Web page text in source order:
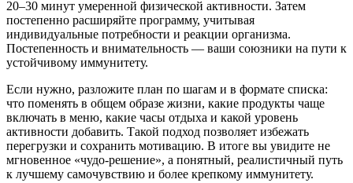
20–30 минут умеренной физической активности. Затем
постепенно расширяйте программу, учитывая
индивидуальные потребности и реакции организма.
Постепенность и внимательность — ваши союзники на пути к
устойчивому иммунитету.
Если нужно, разложите план по шагам и в формате списка:
что поменять в общем образе жизни, какие продукты чаще
включать в меню, какие часы отдыха и какой уровень
активности добавить. Такой подход позволяет избежать
перегрузки и сохранить мотивацию. В итоге вы увидите не
мгновенное «чудо-решение», а понятный, реалистичный путь
к лучшему самочувствию и более крепкому иммунитету.